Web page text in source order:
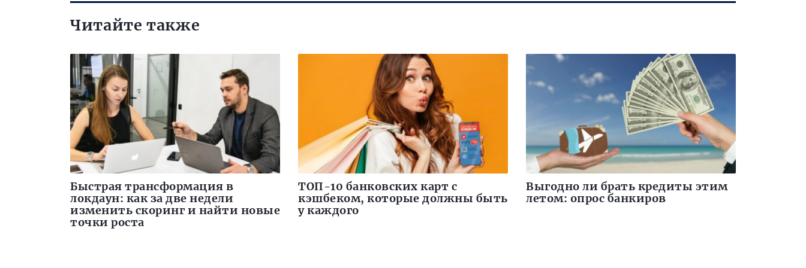
Читайте также
Быстрая трансформация в
локдаун: как за две недели
изменить скоринг и найти новые
точки роста
ТОП-10 банковских карт с
кэшбеком, которые должны быть
у каждого
Выгодно ли брать кредиты этим
летом: опрос банкиров